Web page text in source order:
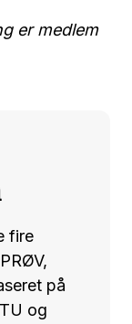
er medlem
fire
på
og